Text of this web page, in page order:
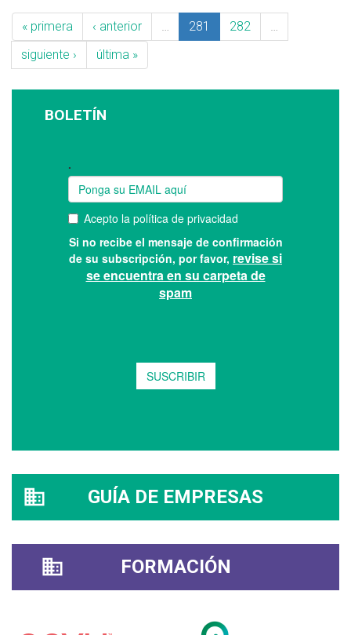
« primera ‹ anterior 281 282
siguiente ›
última »
BOLETÍN
GUÍA DE EMPRESAS
FORMACIÓN